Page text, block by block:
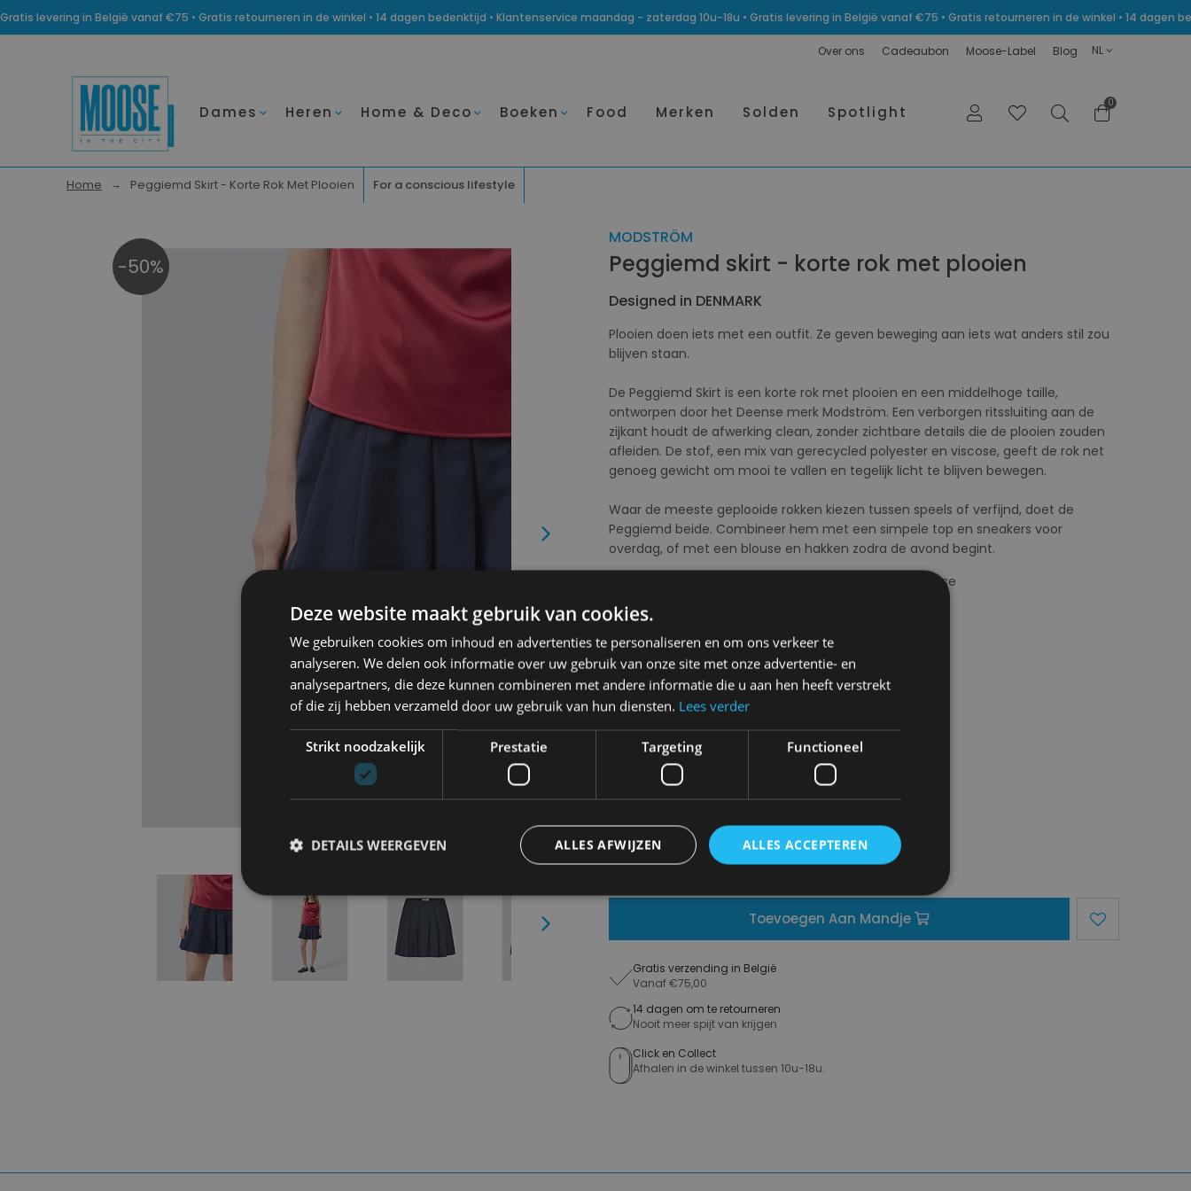
Gratis levering in België vanaf €75 • Gratis retourneren in de winkel • 14 dagen bedenktijd • Klantenservice maandag - zaterdag 10u-18u • Gratis levering in België vanaf €75 • Gratis retourneren in de winkel • 14
Over ons Cadeaubon Moose-Label Blog NL
Dames Heren Home & Deco Boeken Food Merken Solden Spotlight
0
Home Peggiemd Skirt - Korte Rok Met Plooien For a conscious lifestyle
-50%
MODSTRÖM
Peggiemd skirt - korte rok met plooien
Designed in DENMARK
Plooien doen iets met een outfit. Ze geven beweging aan iets wat anders stil zou
blijven staan.
De Peggiemd Skirt is een korte rok met plooien en een middelhoge taille,
ontworpen door het Deense merk Modström. Een verborgen ritssluiting aan de
zijkant houdt de afwerking clean, zonder zichtbare details die de plooien zouden
afleiden. De stof, een mix van gerecycled polyester en viscose, geeft de rok net
genoeg gewicht om mooi te vallen en tegelijk licht te blijven bewegen.
Waar de meeste geplooide rokken kiezen tussen speels of verfijnd, doet de
Peggiemd beide. Combineer hem met een simpele top en sneakers voor
overdag, of met een blouse en hakken zodra de avond begint.
: 80% Gerecycled Polyester, 20% Viscose
Kies uw kleur:
Kies uw maat:XL
€ 109,95 € 54,98
Toevoegen Aan Mandje
Gratis verzending in België
Vanaf €75,00
14 dagen om te retourneren
Nooit meer spijt van krijgen
Click en Collect
Afhalen in de winkel tussen 10u-18u.
Deze website maakt gebruik van cookies.
We gebruiken cookies om inhoud en advertenties te personaliseren en om ons verkeer te
analyseren. We delen ook informatie over uw gebruik van onze site met onze advertentie- en
analysepartners, die deze kunnen combineren met andere informatie die u aan hen heeft verstrekt
of die zij hebben verzameld door uw gebruik van hun diensten. Lees verder
Strikt noodzakelijk Prestatie Targeting Functioneel
ALLES ACCEPTEREN
ALLES AFWIJZEN
DETAILS WEERGEVEN